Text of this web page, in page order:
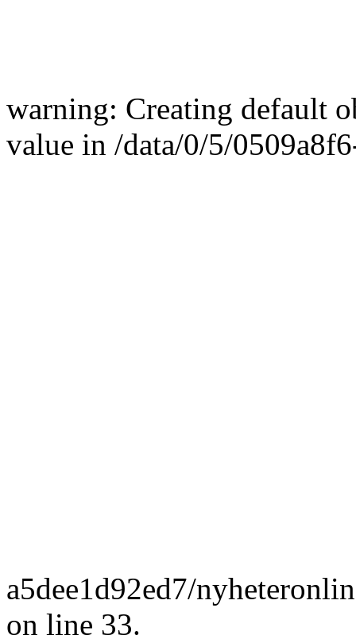
warning: Creating default
value in /data/0/5/
a5dee1d92ed7/
on line 33.